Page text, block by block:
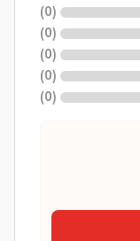
(
0
)
(
0
)
(
0
)
(
0
)
(
0
)